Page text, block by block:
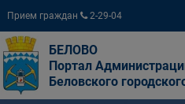
Прием граждан 2-29-04
БЕЛОВО
Портал
Беловского